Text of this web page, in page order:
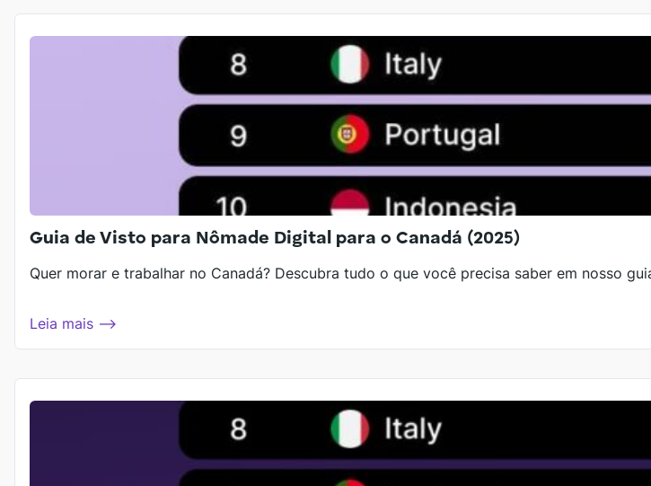
Guia de Visto para Nômade Digital para o Canadá (2025)
Quer morar e trabalhar no Canadá? Descubra tudo o que você precisa saber em nosso
Leia mais ⟶